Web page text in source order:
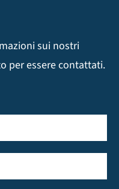
sui nostri
per essere contattati.